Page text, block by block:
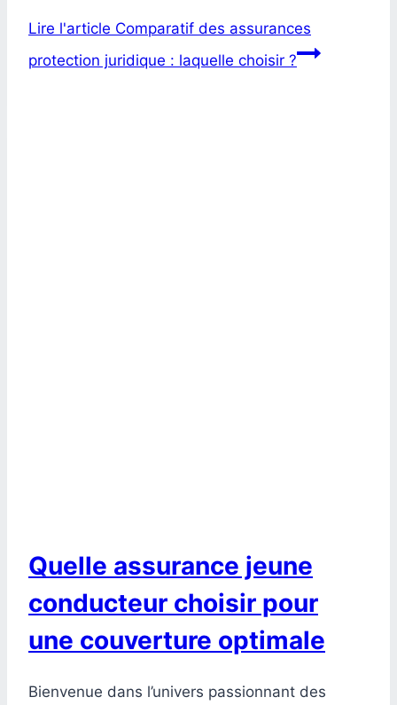
Lire l'article Comparatif des assurances
protection juridique : laquelle choisir ?
Quelle assurance jeune
conducteur choisir pour
une couverture optimale
Bienvenue dans l’univers passionnant des